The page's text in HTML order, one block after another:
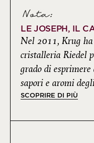
Nota:
LE JOSEPH, IL
Nel 2011, Krug
cristalleria Riedel
grado di
sapori e aromi
SCOPRIRE DI PIÙ